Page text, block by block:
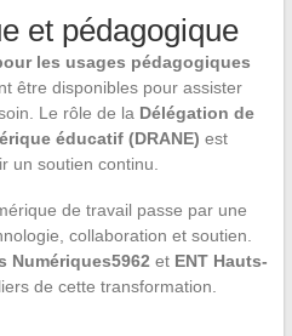
et pédagogique
les usages pédagogiques
être disponibles pour assister
Le rôle de la Délégation de
éducatif (DRANE) est
un soutien continu.
de travail passe par une
collaboration et soutien.
Numériques5962 et ENT Hauts-
de cette transformation.